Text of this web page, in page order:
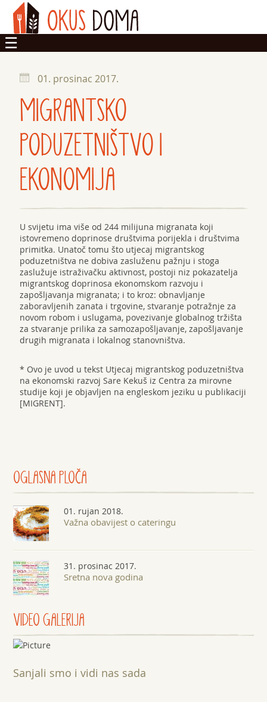
ZADRUGA
01. prosinac 2017.
MIGRANTSKO
PODUZETNIŠTVO I
EKONOMIJA
U svijetu ima više od 244 milijuna migranata koji
istovremeno doprinose društvima porijekla i društvima
primitka. Unatoč tomu što utjecaj migrantskog
poduzetništva ne dobiva zasluženu pažnju i stoga
zaslužuje istraživačku aktivnost, postoji niz pokazatelja
migrantskog doprinosa ekonomskom razvoju i
zapošljavanja migranata; i to kroz: obnavljanje
zaboravljenih zanata i trgovine, stvaranje potražnje za
novom robom i uslugama, povezivanje globalnog tržišta
za stvaranje prilika za samozapošljavanje, zapošljavanje
drugih migranata i lokalnog stanovništva.
* Ovo je uvod u tekst Utjecaj migrantskog poduzetništva
na ekonomski razvoj Sare Kekuš iz Centra za mirovne
studije koji je objavljen na engleskom jeziku u publikaciji
[MIGRENT].
OGLASNA PLOČA
01. rujan 2018.
Važna obavijest o cateringu
31. prosinac 2017.
Sretna nova godina
VIDEO GALERIJA
Sanjali smo i vidi nas sada